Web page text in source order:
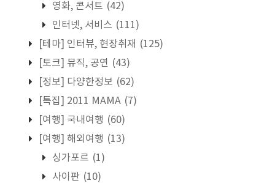
영화, 콘서트 (42)
인터넷, 서비스 (111)
[테마] 인터뷰, 현장취재 (125)
[토크] 뮤직, 공연 (43)
[정보] 다양한정보 (62)
[특집] 2011 MAMA (7)
[여행] 국내여행 (60)
[여행] 해외여행 (13)
싱가포르 (1)
사이판 (10)